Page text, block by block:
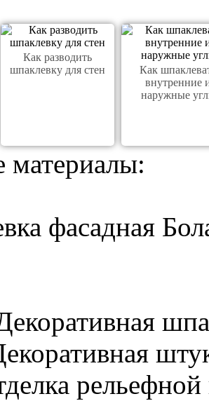
Как разводить
шпаклевку для стен
Как
внутренние
наружные